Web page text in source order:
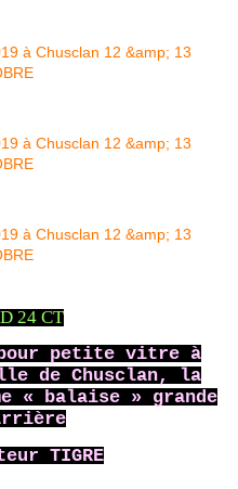
24 CT
pour petite vitre à
de Chusclan, la
« balaise » grande
TIGRE